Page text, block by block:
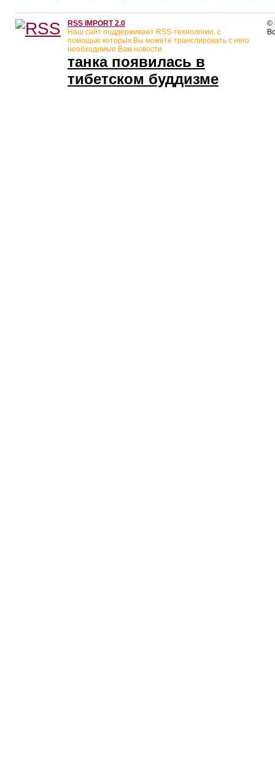
RSS IMPORT 2.0
Наш сайт поддерживает RSS-технологии, с
помощью которых Вы можете транслировать с него
необходимые Вам новости.
танка появилась в
тибетском буддизме
©